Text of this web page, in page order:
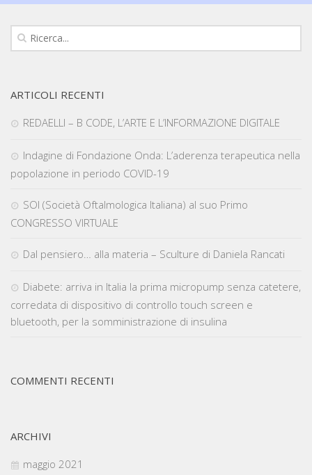
ARTICOLI RECENTI
REDAELLI – B CODE, L’ARTE E L’INFORMAZIONE DIGITALE
Indagine di Fondazione Onda: L’aderenza terapeutica nella
popolazione in periodo COVID-19
SOI (Società Oftalmologica Italiana) al suo Primo
CONGRESSO VIRTUALE
Dal pensiero… alla materia – Sculture di Daniela Rancati
Diabete: arriva in Italia la prima micropump senza catetere,
corredata di dispositivo di controllo touch screen e
bluetooth, per la somministrazione di insulina
COMMENTI RECENTI
ARCHIVI
maggio 2021